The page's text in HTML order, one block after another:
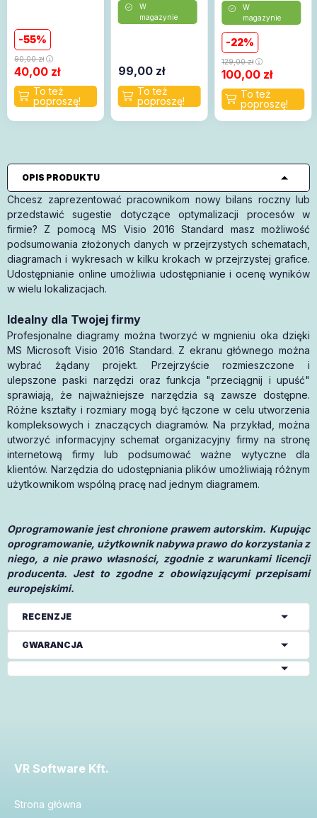
55
90,00zł
40,00 zł
W
magazynie
99,00zł
W
magazynie
22
129,00zł
100,00 zł
OPIS PRODUKTU
Chcesz zaprezentować pracownikom nowy bilans roczny lub
przedstawić sugestie dotyczące optymalizacji procesów w
firmie? Z pomocą MS Visio 2016 Standard masz możliwość
podsumowania złożonych danych w przejrzystych schematach,
diagramach i wykresach w kilku krokach w przejrzystej grafice.
Udostępnianie online umożliwia udostępnianie i ocenę wyników
w wielu lokalizacjach.
Idealny dla Twojej firmy
Profesjonalne diagramy można tworzyć w mgnieniu oka dzięki
MS Microsoft Visio 2016 Standard. Z ekranu głównego można
wybrać żądany projekt. Przejrzyście rozmieszczone i
ulepszone paski narzędzi oraz funkcja "przeciągnij i upuść"
sprawiają, że najważniejsze narzędzia są zawsze dostępne.
Różne kształty i rozmiary mogą być łączone w celu utworzenia
kompleksowych i znaczących diagramów. Na przykład, można
utworzyć informacyjny schemat organizacyjny firmy na stronę
internetową firmy lub podsumować ważne wytyczne dla
klientów. Narzędzia do udostępniania plików umożliwiają różnym
użytkownikom wspólną pracę nad jednym diagramem.
Oprogramowanie jest chronione prawem autorskim. Kupując
oprogramowanie, użytkownik nabywa prawo do korzystania z
niego, a nie prawo własności, zgodnie z warunkami licencji
producenta. Jest to zgodne z obowiązującymi przepisami
europejskimi.
RECENZJE
GWARANCJA
VR Software Kft.
Strona główna